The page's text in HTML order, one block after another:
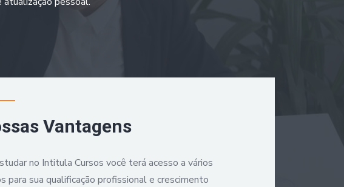
Vantagens
no Intitula Cursos você terá acesso a vários
para sua qualificação profissional e crescimento